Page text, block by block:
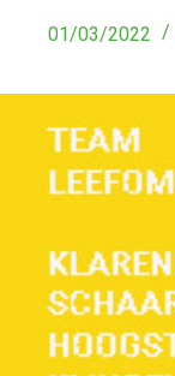
01/03/2022